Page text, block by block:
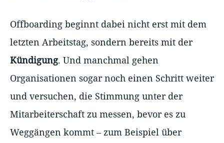
Offboarding beginnt dabei nicht erst mit dem
letzten Arbeitstag, sondern bereits mit der
Kündigung. Und manchmal gehen
Organisationen sogar noch einen Schritt weiter
und versuchen, die Stimmung unter der
Mitarbeiterschaft zu messen, bevor es zu
Weggängen kommt – zum Beispiel über